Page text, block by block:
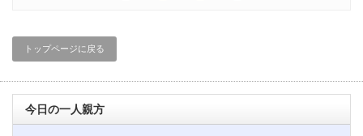
トップページに戻る
今日の一人親方